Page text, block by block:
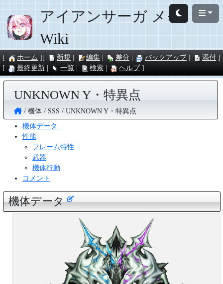
アイアンサーガ メモ
Wiki
ホーム 新規 編集 差分 バックアップ
添付
最終更新
一覧 検索 ヘルプ
UNKNOWN Y・特異点
機体 SSS
UNKNOWN Y・特異点
機体データ
性能
フレーム特性
武器
機体行動
コメント
機体データ